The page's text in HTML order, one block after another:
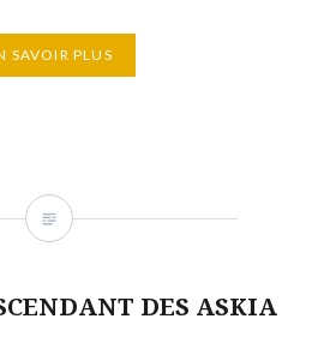
SAVOIR PLUS
DES ASKIA